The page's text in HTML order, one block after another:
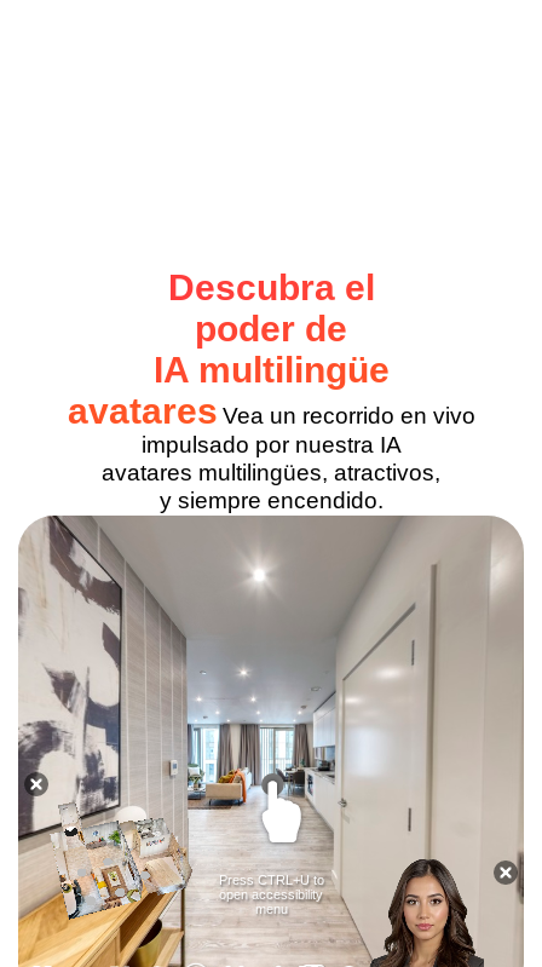
Descubra el
poder de
IA multilingüe
avatares Vea un recorrido en vivo
impulsado por nuestra IA
avatares multilingües, atractivos,
y siempre encendido.